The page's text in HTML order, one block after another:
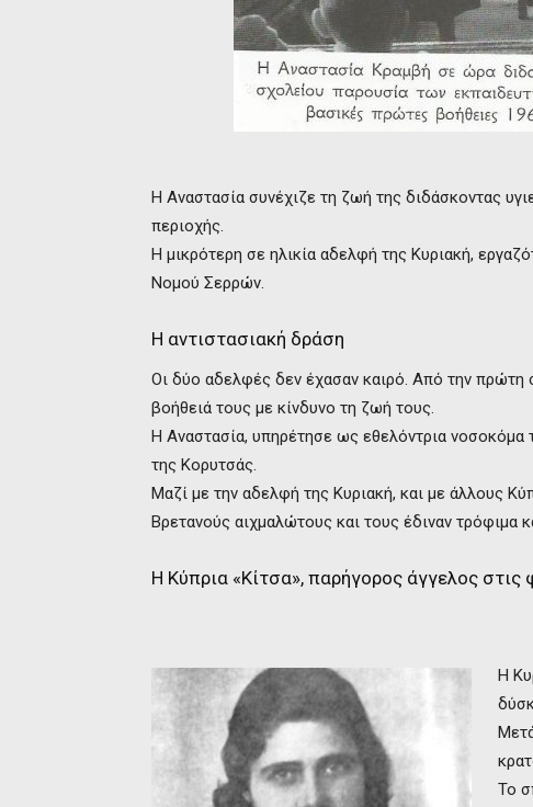
Η Αναστασία συνέχιζε τη ζωή της διδάσκοντας
περιοχής.
Η μικρότερη σε ηλικία αδελφή της Κυριακή,
Νομού Σερρών.
Η αντιστασιακή δράση
Οι δύο αδελφές δεν έχασαν καιρό. Από την πρώτη
βοήθειά τους με κίνδυνο τη ζωή τους.
Η Αναστασία, υπηρέτησε ως εθελόντρια
της Κορυτσάς.
Μαζί με την αδελφή της Κυριακή, και με άλλους
Βρετανούς αιχμαλώτους και τους έδιναν τρόφιμα
Η Κύπρια «Κίτσα», παρήγορος άγγελος
Η
Το